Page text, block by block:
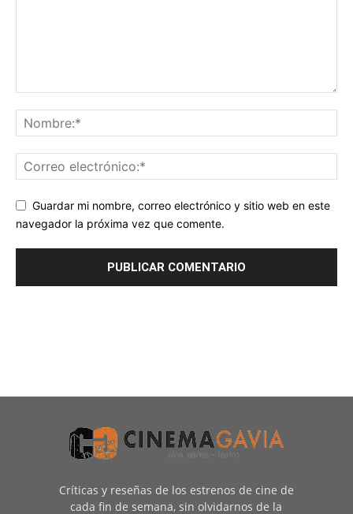
Guardar mi nombre, correo electrónico y sitio web en este
navegador la próxima vez que comente.
Críticas y reseñas de los estrenos de cine de
cada fin de semana, sin olvidarnos de la